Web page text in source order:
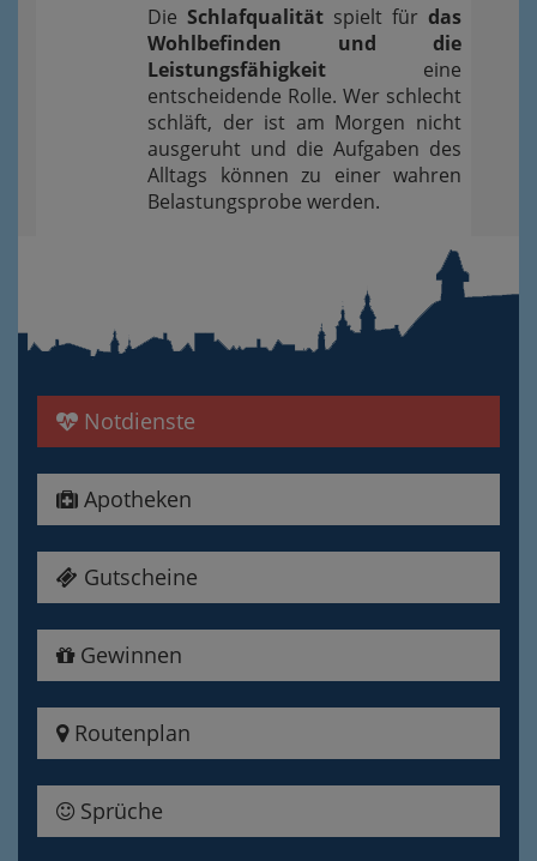
Die Schlafqualität spielt für das
Wohlbefinden und die
Leistungsfähigkeit eine
entscheidende Rolle. Wer schlecht
schläft, der ist am Morgen nicht
ausgeruht und die Aufgaben des
Alltags können zu einer wahren
Belastungsprobe werden.
Notdienste
Apotheken
Gutscheine
Gewinnen
Routenplan
Sprüche